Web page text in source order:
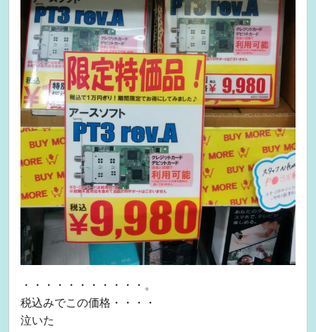
・・・・・・・・・・・。
税込みでこの価格・・・・
泣いた